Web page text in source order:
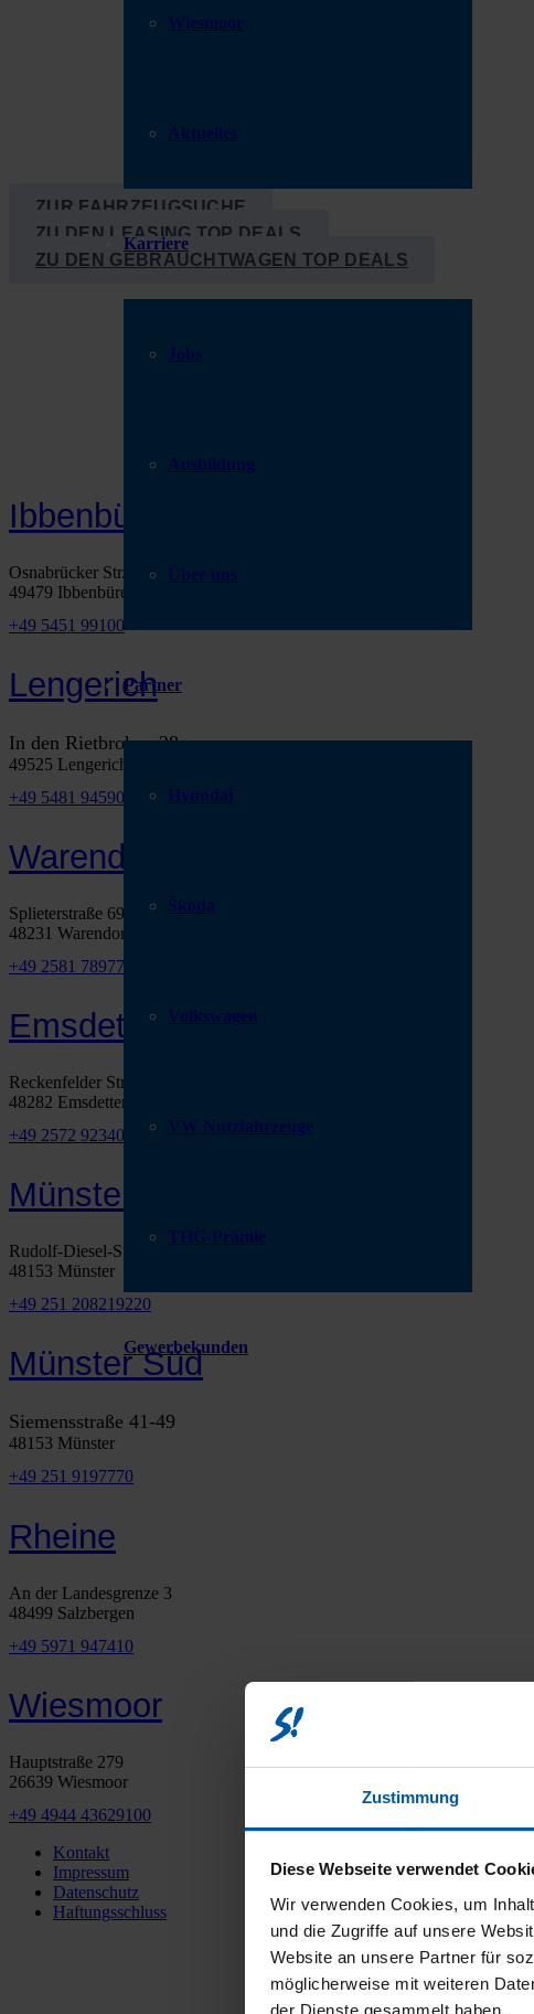
Zustimmung
Diese Webseite verwendet
Wir verwenden Cookies, um
und die Zugriffe auf unsere
Website an unsere Partner für
möglicherweise mit weiteren
der Dienste gesammelt haben.
Karriere
Partner
Gewerbekunden
ZUR FAHR­ZEUG­SU­CHE
ZU DEN LEA­SING TOP DEALS
ZU DEN GEBRAUCHT­WA­GEN TOP DEALS
Ibbenbüren
Osnabrücker Str. 301
49479 Ibbenbüren
+49 5451 99100
Lengerich
In den Rietbroken 28
49525 Lengerich
+49 5481 94590
Warendorf
Splieterstraße 69
48231 Warendorf
+49 2581 789770
Emsdetten
Reckenfelder Str. 110
48282 Emsdetten
+49 2572 923400
Münster Nord
Rudolf-Diesel-Str. 29-31
48153 Münster
+49 251 208219220
Münster Süd
Siemensstraße 41-49
48153 Münster
+49 251 9197770
Rheine
An der Landesgrenze 3
48499 Salzbergen
+49 5971 947410
Wiesmoor
Hauptstraße 279
26639 Wiesmoor
+49 4944 43629100
Kontakt
Impressum
Datenschutz
Haftungsschluss